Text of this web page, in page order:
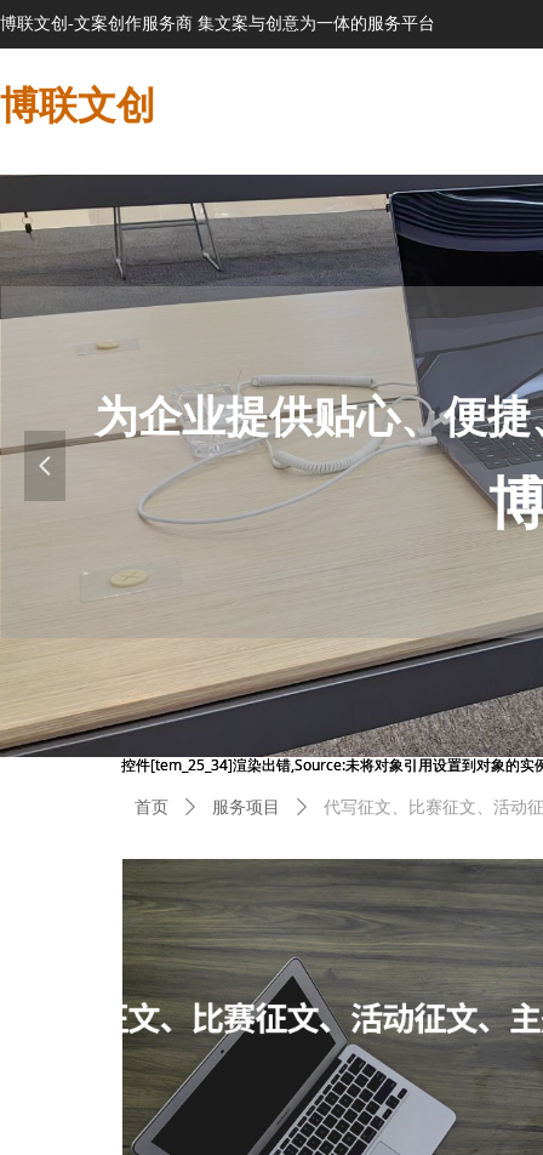
为企业提供贴心、便
넳
博联文创-文案创作服务商 集文案与创意为一体的服务平台
博联文创
首页 ꄲ 服务项目 ꄲ 代写征文、比赛征文、活动
控件[tem_25_34]渲染出错,Source:未将对象引用设置到对象的实
控件[tem_25_34]渲染出错,Source:未将对象引用设置到对象的实